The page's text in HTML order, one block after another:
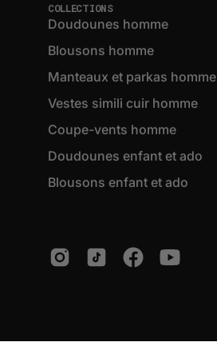
COLLECTIONS
Doudounes homme
Blousons homme
Manteaux et parkas homme
Vestes simili cuir homme
Coupe-vents homme
Doudounes enfant et ado
Blousons enfant et ado